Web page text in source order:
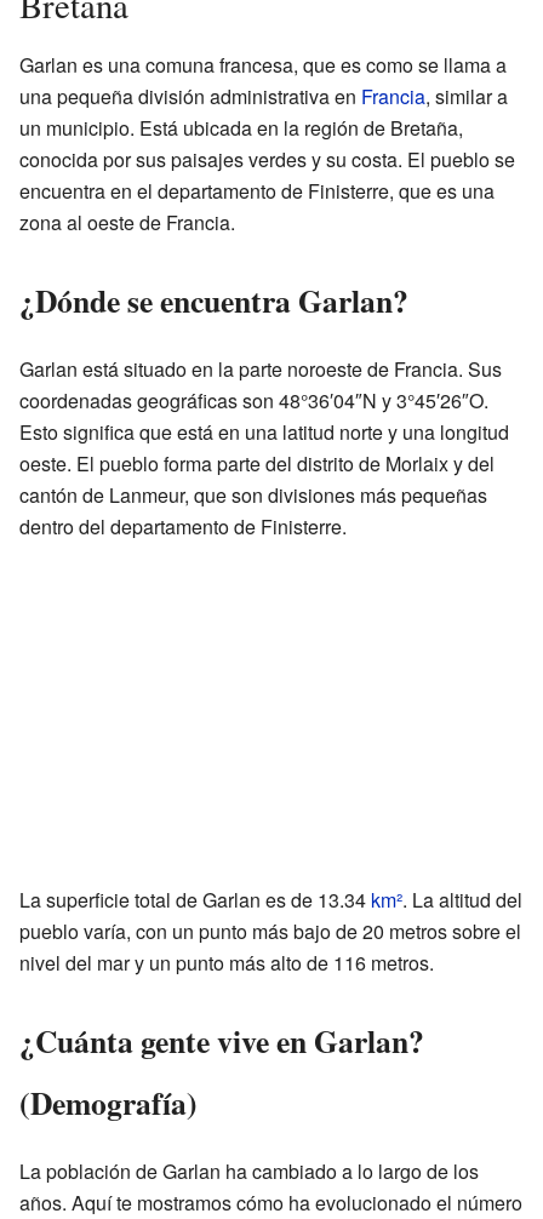
Garlan es una comuna francesa, que es como se llama a
una pequeña división administrativa en Francia, similar a
un municipio. Está ubicada en la región de Bretaña,
conocida por sus paisajes verdes y su costa. El pueblo se
encuentra en el departamento de Finisterre, que es una
zona al oeste de Francia.
¿Dónde se encuentra Garlan?
Garlan está situado en la parte noroeste de Francia. Sus
coordenadas geográficas son 48°36′04″N y 3°45′26″O.
Esto significa que está en una latitud norte y una longitud
oeste. El pueblo forma parte del distrito de Morlaix y del
cantón de Lanmeur, que son divisiones más pequeñas
dentro del departamento de Finisterre.
La superficie total de Garlan es de 13.34 km². La altitud del
pueblo varía, con un punto más bajo de 20 metros sobre el
nivel del mar y un punto más alto de 116 metros.
¿Cuánta gente vive en Garlan?
(Demografía)
La población de Garlan ha cambiado a lo largo de los
años. Aquí te mostramos cómo ha evolucionado el número